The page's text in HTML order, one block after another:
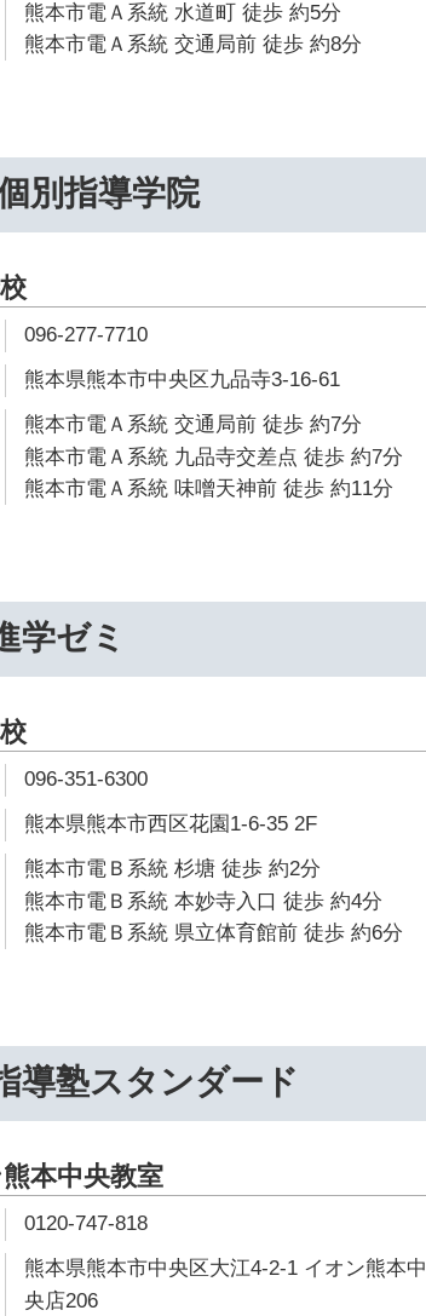
熊本市電Ａ系統 水道町 徒歩 約5分
熊本市電Ａ系統 交通局前 徒歩 約8分
別指導学院
096-277-7710
熊本県熊本市中央区九品寺3-16-61
熊本市電Ａ系統 交通局前 徒歩 約7分
熊本市電Ａ系統 九品寺交差点 徒歩 約7分
熊本市電Ａ系統 味噌天神前 徒歩 約11分
学ゼミ
096-351-6300
熊本県熊本市西区花園1-6-35 2F
熊本市電Ｂ系統 杉塘 徒歩 約2分
熊本市電Ｂ系統 本妙寺入口 徒歩 約4分
熊本市電Ｂ系統 県立体育館前 徒歩 約6分
導塾スタンダード
本中央教室
0120-747-818
熊本県熊本市中央区大江4-2-1 イオン熊本中
央店206